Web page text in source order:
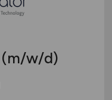
(m/w/d)